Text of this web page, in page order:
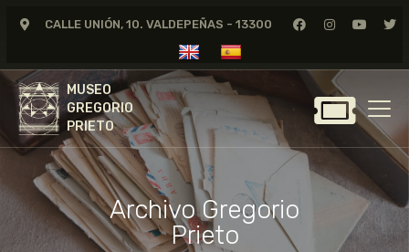
CALLE UNIÓN, 10. VALDEPEÑAS - 13300
MUSEO
GREGORIO
PRIETO
MUSEO
GREGORIO
PRIETO
GREGORIO PRIETO
MUSEO
ARCHIVO
CERTAMEN DE DIBUJO
Archivo Gregorio
Prieto